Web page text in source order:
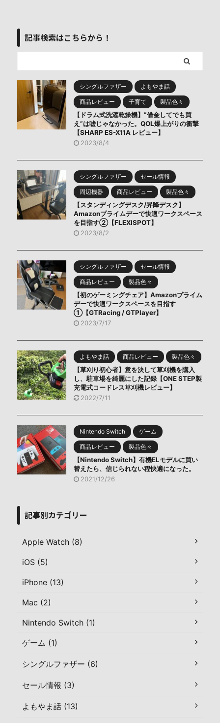
記事検索はこちらから！
シングルファザー よもやま話
商品レビュー 子育て 製品色々
【ドラム式洗濯乾燥機】”借金してでも買
え”は嘘じゃなかった。QOL爆上がりの衝撃
【SHARP ES-X11A レビュー】
2023/8/4
シングルファザー セール情報
周辺機器 商品レビュー 製品色々
【スタンディングデスク/昇降デスク】
Amazonプライムデーで快適ワークスペース
を目指す②【FLEXISPOT】
2023/8/2
シングルファザー セール情報
商品レビュー 製品色々
【初のゲーミングチェア】Amazonプライム
デーで快適ワークスペースを目指す
①【GTRacing / GTPlayer】
2023/7/17
よもやま話 商品レビュー 製品色々
【草刈り初心者】意を決して草刈機を購入
し、駐車場を綺麗にした記録【ONE STEP製
充電式コードレス草刈機レビュー】
2022/7/11
Nintendo Switch ゲーム
商品レビュー 製品色々
【Nintendo Switch】有機ELモデルに買い
替えたら、信じられない程快適になった。
2021/12/26
記事別カテゴリー
Apple Watch (8)
iOS (5)
iPhone (13)
Mac (2)
Nintendo Switch (1)
ゲーム (1)
シングルファザー (6)
セール情報 (3)
よもやま話 (13)